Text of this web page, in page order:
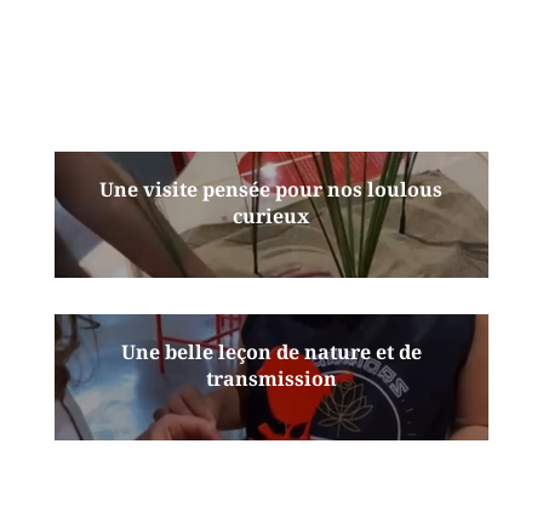
Une visite pensée pour nos loulous
curieux
Une belle leçon de nature et de
transmission